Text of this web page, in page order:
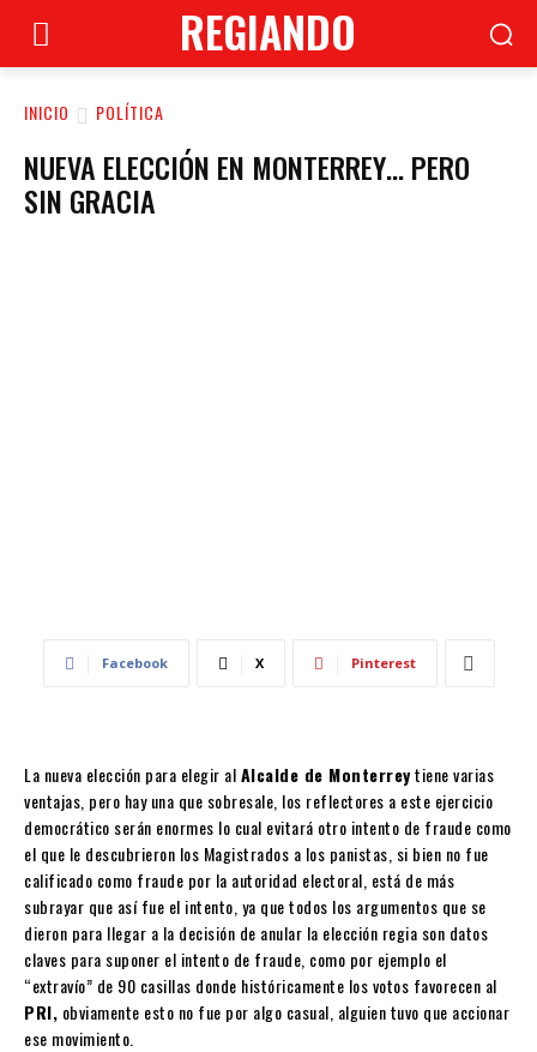
REGIANDO
INICIO POLÍTICA
NUEVA ELECCIÓN EN MONTERREY… PERO
SIN GRACIA
Facebook X Pinterest
La nueva elección para elegir alAlcalde de Monterreytiene varias
ventajas, pero hay una que sobresale, los reflectores a este ejercicio
democrático serán enormes lo cual evitará otro intento de fraude como
el que le descubrieron los Magistrados a los panistas, si bien no fue
calificado como fraude por la autoridad electoral, está de más
subrayar que así fue el intento, ya que todos los argumentos que se
dieron para llegar a la decisión de anular la elección regia son datos
claves para suponer el intento de fraude, como por ejemplo el
“extravío” de 90 casillas donde históricamente los votos favorecen al
PRI, obviamente esto no fue por algo casual, alguien tuvo que accionar
ese movimiento.